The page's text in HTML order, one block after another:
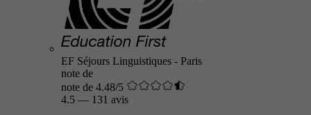
EF Séjours Linguistiques - Paris
note de
note de 4.48/5
4.5 — 131 avis